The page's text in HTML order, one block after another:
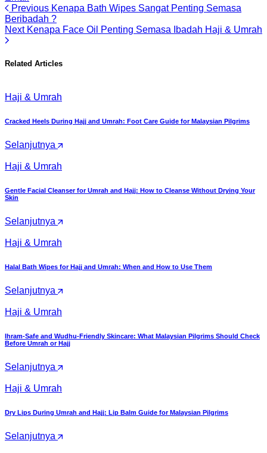
Previous Kenapa Bath Wipes Sangat Penting Semasa
Beribadah ?
Next Kenapa Face Oil Penting Semasa Ibadah Haji & Umrah
Related Articles
Haji & Umrah
Cracked Heels During Hajj and Umrah: Foot Care Guide for Malaysian Pilgrims
Selanjutnya
Haji & Umrah
Gentle Facial Cleanser for Umrah and Hajj: How to Cleanse Without Drying Your
Skin
Selanjutnya
Haji & Umrah
Halal Bath Wipes for Hajj and Umrah: When and How to Use Them
Selanjutnya
Haji & Umrah
Ihram-Safe and Wudhu-Friendly Skincare: What Malaysian Pilgrims Should Check
Before Umrah or Hajj
Selanjutnya
Haji & Umrah
Dry Lips During Umrah and Hajj: Lip Balm Guide for Malaysian Pilgrims
Selanjutnya